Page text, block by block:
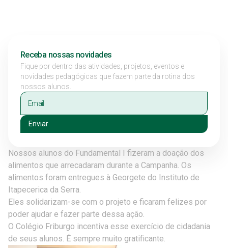
Receba nossas novidades
Fique por dentro das atividades, projetos, eventos e
novidades pedagógicas que fazem parte da rotina dos
nossos alunos.
Enviar
Nossos alunos do Fundamental I fizeram a doação dos
alimentos que arrecadaram durante a Campanha. Os
alimentos foram entregues à Georgete do Instituto de
Itapecerica da Serra.
Eles solidarizam-se com o projeto e ficaram felizes por
poder ajudar e fazer parte dessa ação.
O Colégio Friburgo incentiva esse exercício de cidadania
de seus alunos. É sempre muito gratificante.